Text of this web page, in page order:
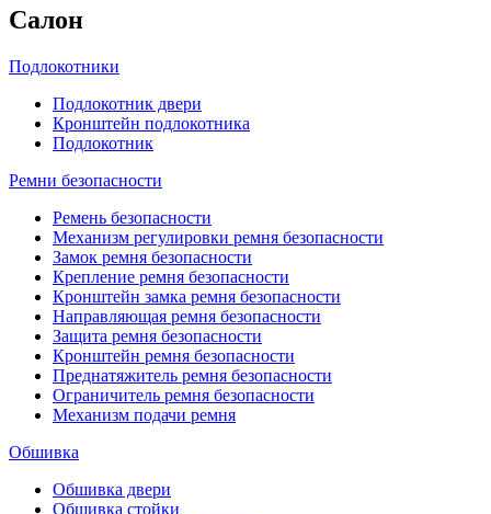
Салон
Подлокотники
Подлокотник двери
Кронштейн подлокотника
Подлокотник
Ремни безопасности
Ремень безопасности
Механизм регулировки ремня безопасности
Замок ремня безопасности
Крепление ремня безопасности
Кронштейн замка ремня безопасности
Направляющая ремня безопасности
Защита ремня безопасности
Кронштейн ремня безопасности
Преднатяжитель ремня безопасности
Ограничитель ремня безопасности
Механизм подачи ремня
Обшивка
Обшивка двери
Обшивка стойки